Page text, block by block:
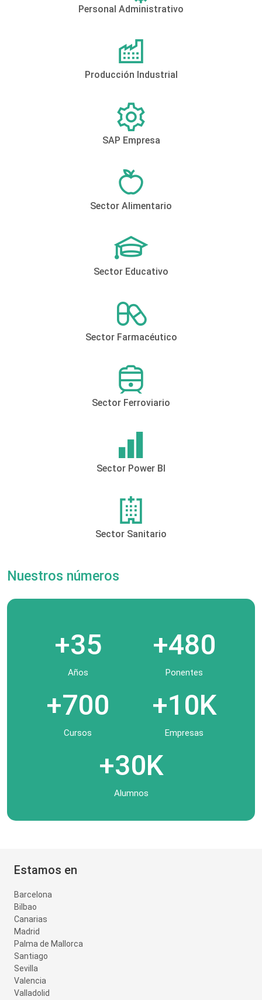
Personal Administrativo
Producción Industrial
SAP Empresa
Sector Alimentario
Sector Educativo
Sector Farmacéutico
Sector Ferroviario
Sector Power BI
Sector Sanitario
Nuestros números
+35
Años
+480
Ponentes
+700
Cursos
+10K
Empresas
+30K
Alumnos
Estamos en
Barcelona
Bilbao
Canarias
Madrid
Palma de Mallorca
Santiago
Sevilla
Valencia
Valladolid